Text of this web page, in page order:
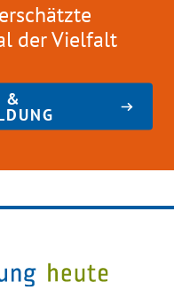
der Vielfalt
&